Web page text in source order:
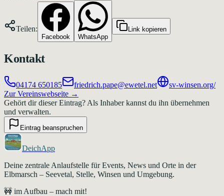
Teilen:
Facebook WhatsApp
Link kopieren
Kontakt
04174 650185 friedrich.pape@ewetel.net
sv-winsen.org/
Zur Vereinswebseite →
Gehört dir dieser Eintrag? Als Inhaber kannst du ihn übernehmen
und verwalten.
Eintrag beanspruchen
DeichApp
Deine zentrale Anlaufstelle für Events, News und Orte in der
Elbmarsch – Seevetal, Stelle, Winsen und Umgebung.
🚧 im Aufbau – mach mit!